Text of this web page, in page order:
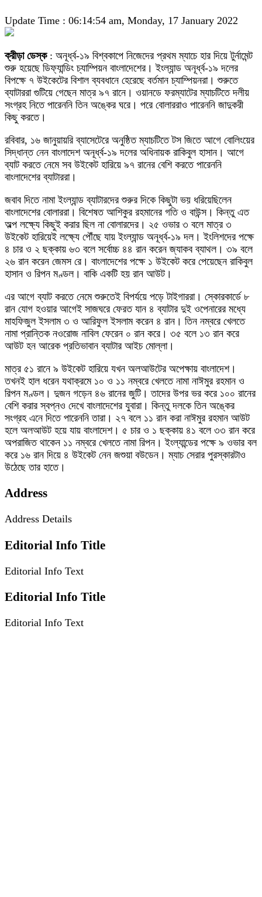
Update Time : 06:14:54 am, Monday, 17 January 2022
ক্রীড়া ডেস্ক: অনূর্ধ্ব-১৯ বিশ্বকাপে নিজেদের প্রথম ম্যাচে হার দিয়ে টুর্নামেন্ট
শুরু হয়েছে ডিফ্যান্ডিং চ্যাম্পিয়ন বাংলাদেশের। ইংল্যান্ড অনূর্ধ্ব-১৯ দলের
বিপক্ষে ৭ উইকেটের বিশাল ব্যবধানে হেরেছে বর্তমান চ্যাম্পিয়নরা। শুরুতে
ব্যাটাররা গুটিয়ে গেছেন মাত্র ৯৭ রানে। ওয়ানডে ফরম্যাটের ম্যাচটিতে দলীয়
সংগ্রহ নিতে পারেননি তিন অঙ্কের ঘরে। পরে বোলাররাও পারেননি জাদুকরী
কিছু করতে।
রবিবার, ১৬ জানুয়ায়রি ব্যাসেটেরে অনুষ্ঠিত ম্যাচটিতে টস জিতে আগে বোলিংয়ের
সিদ্ধান্ত নেন বাংলাদেশ অনূর্ধ্ব-১৯ দলের অধিনায়ক রাকিবুল হাসান। আগে
ব্যাট করতে নেমে সব উইকেট হারিয়ে ৯৭ রানের বেশি করতে পারেননি
বাংলাদেশের ব্যাটাররা।
জবাব দিতে নামা ইংল্যান্ড ব্যাটারদের শুরুর দিকে কিছুটা ভয় ধরিয়েছিলেন
বাংলাদেশের বোলাররা। বিশেষত আশিকুর রহমানের গতি ও বাউন্স। কিন্তু এত
অল্প লক্ষ্যে কিছুই করার ছিল না বোলারদের। ২৫ ওভার ৩ বলে মাত্র ৩
উইকেট হারিয়েই লক্ষ্যে পৌঁছে যায় ইংল্যান্ড অনূর্ধ্ব-১৯ দল। ইংলিশদের পক্ষে
৪ চার ও ২ ছক্কায় ৬৩ বলে সর্বোচ্চ ৪৪ রান করেন জ্যাকব ব্যাথল। ৩৯ বলে
২৬ রান করেন জেমস রে। বাংলাদেশের পক্ষে ১ উইকেট করে পেয়েছেন রাকিবুল
হাসান ও রিপন মণ্ডল। বাকি একটি হয় রান আউট।
এর আগে ব্যাট করতে নেমে শুরুতেই বিপর্যয়ে পড়ে টাইগাররা। স্কোরকার্ডে ৮
রান যোগ হওয়ার আগেই সাজঘরে ফেরত যান ৪ ব্যাটার দুই ওপেনারের মধ্যে
মাহফিজুল ইসলাম ৩ ও আরিফুল ইসলাম করেন ৪ রান। তিন নম্বরে খেলতে
নামা প্রান্তিক নওরোজ নাবিল ফেরেন ০ রান করে। ৩৫ বলে ১৩ রান করে
আউট হন আরেক প্রতিভাবান ব্যাটার আইচ মোল্লা।
মাত্র ৫১ রানে ৯ উইকেট হারিয়ে যখন অলআউটের অপেক্ষায় বাংলাদেশ।
তখনই হাল ধরেন যথাক্রমে ১০ ও ১১ নম্বরে খেলতে নামা নাঈমুর রহমান ও
রিপন মণ্ডল। দুজন গড়েন ৪৬ রানের জুটি। তাদের উপর ভর করে ১০০ রানের
বেশি করার স্বপ্নও দেখে বাংলাদেশের যুবারা। কিন্তু দলকে তিন অঙ্কের
সংগ্রহ এনে দিতে পারেননি তারা। ২৭ বলে ১১ রান করা নাঈমুর রহমান আউট
হলে অলআউট হয়ে যায় বাংলাদেশ। ৫ চার ও ১ ছক্কায় ৪১ বলে ৩৩ রান করে
অপরাজিত থাকেন ১১ নম্বরে খেলতে নামা রিপন। ইংল্যান্ডের পক্ষে ৯ ওভার বল
করে ১৬ রান দিয়ে ৪ উইকেট নেন জশুয়া বউডেন। ম্যাচ সেরার পুরস্কারটাও
উঠেছে তার হাতে।
Address
Address Details
Editorial Info Title
Editorial Info Text
Editorial Info Title
Editorial Info Text